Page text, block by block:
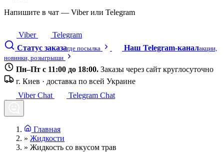
Напишите в чат — Viber или Telegram
Viber
Telegram
Статус заказагде посылка Наш Telegram-каналакции,
новинки, розыгрыши
Пн–Пт с 11:00 до 18:00. Заказы через сайт круглосуточно
г. Киев · доставка по всей Украине
Viber Chat
Telegram Chat
Главная
» Жидкости
» Жидкость со вкусом трав